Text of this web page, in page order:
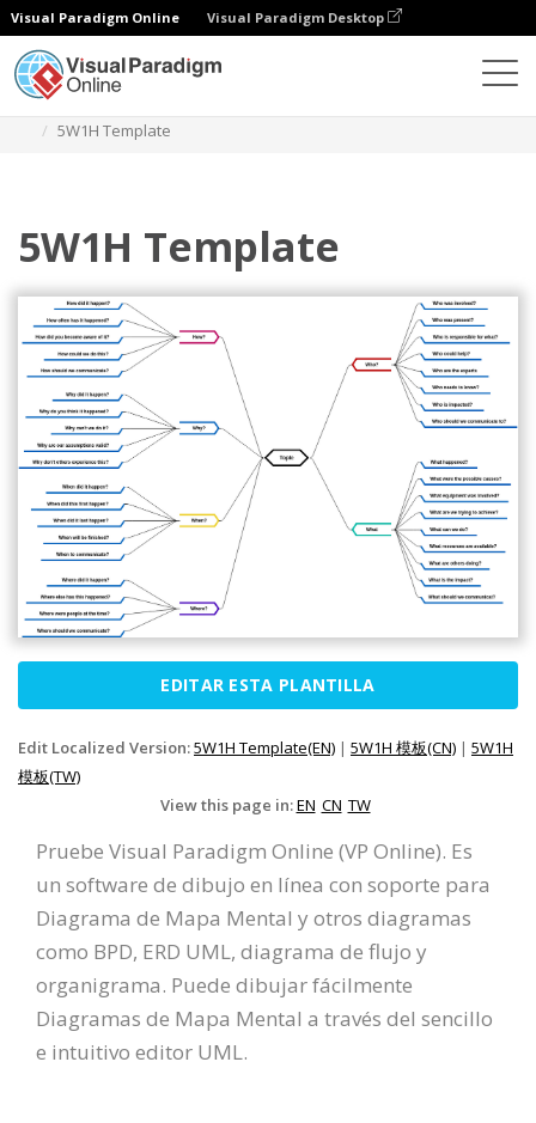
Visual Paradigm Online Visual Paradigm Desktop
5W1H Template
5W1H Template
EDITAR ESTA PLANTILLA
Edit Localized Version:5W1H Template(EN) | 5W1H 模板(CN) | 5W1H
模板(TW)
View this page in:EN CN TW
Pruebe Visual Paradigm Online (VP Online). Es
un software de dibujo en línea con soporte para
Diagrama de Mapa Mental y otros diagramas
como BPD, ERD UML, diagrama de flujo y
organigrama. Puede dibujar fácilmente
Diagramas de Mapa Mental a través del sencillo
e intuitivo editor UML.